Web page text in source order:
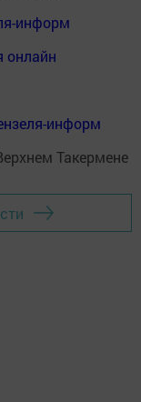
информ
онлайн
информ